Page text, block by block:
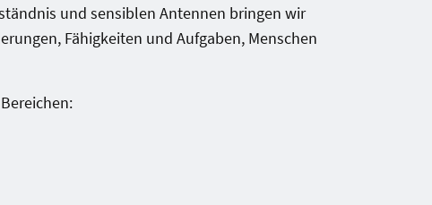
und sensiblen Antennen bringen wir
Fähigkeiten und Aufgaben, Menschen